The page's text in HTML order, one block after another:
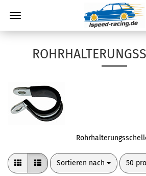
Sortieren nach
Sortieren nach 50
pro